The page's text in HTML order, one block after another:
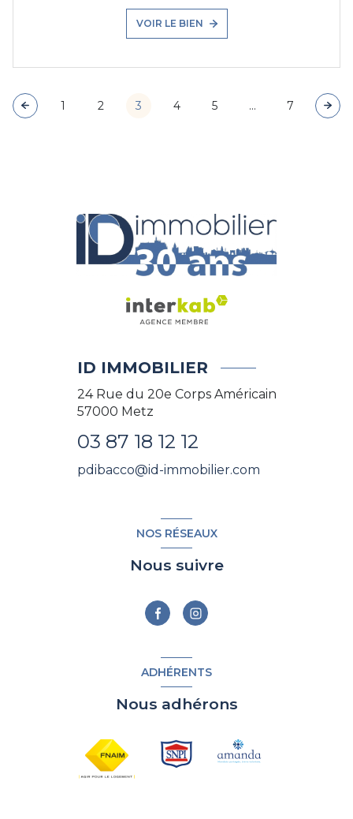
VOIR LE BIEN
1 2 3 4 5 ... 7
ID IMMOBILIER
24 Rue du 20e Corps Américain
57000 Metz
03 87 18 12 12
pdibacco@id-immobilier.com
NOS RÉSEAUX
Nous suivre
ADHÉRENTS
Nous adhérons